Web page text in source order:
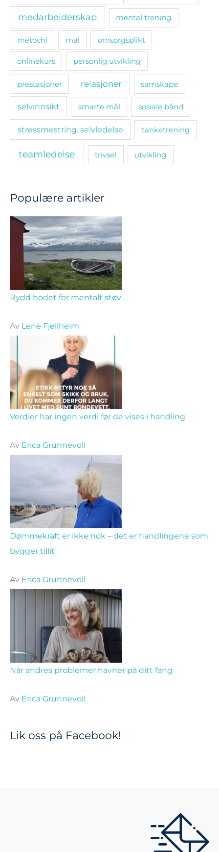
medarbeiderskap mental trening
metochi mål omsorgsplikt
onlinekurs personlig utvikling
prestasjoner relasjoner samskape
selvinnsikt smarte mål sosiale bånd
stressmestring. selvledelse tanketrening
teamledelse trivsel utvikling
Populære artikler
Rydd hodet for mentalt støv
Av Lene Fjellheim
Verdier har ingen verdi før de vises i handling
Av Erica Grunnevoll
Dømmekraft er ikke nok – det er handlingene som
bygger tillit
Av Erica Grunnevoll
Når andres problemer havner på ditt fang
Av Erica Grunnevoll
Lik oss på Facebook!